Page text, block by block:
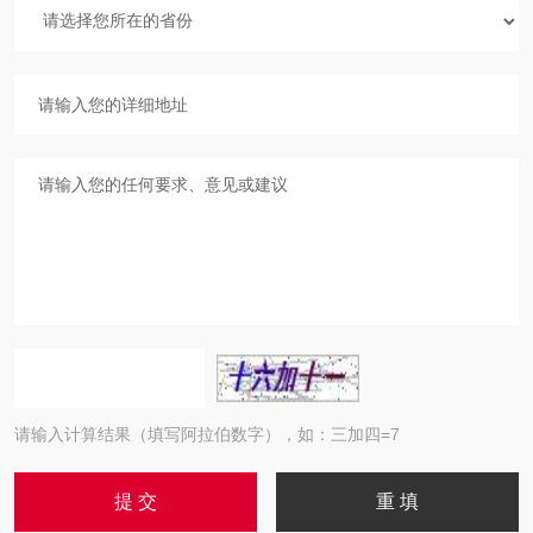
请输入计算结果（填写阿拉伯数字），如：三加四=7